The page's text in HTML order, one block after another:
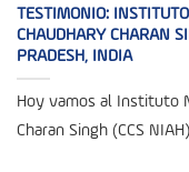
TESTIMONIO:
CHAUDHARY CHARAN
PRADESH, INDIA
Hoy vamos al Instituto
Charan Singh (CCS